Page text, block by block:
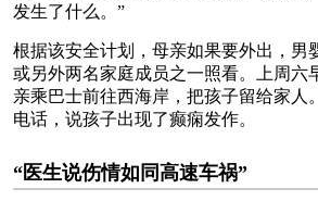
发生了什么。”
根据该安全计划，母亲如果要外出，男
或另外两名家庭成员之一照看。上周六
亲乘巴士前往西海岸，把孩子留给家人
电话，说孩子出现了癫痫发作。
“医生说伤情如同高速车祸”